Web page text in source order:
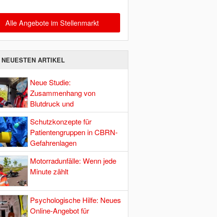
Alle Angebote im Stellenmarkt
ARTIKEL
Neue Studie:
Zusammenhang von
Blutdruck und
Hirndurchblutung
Schutzkonzepte für
Patientengruppen in CBRN-
Gefahrenlagen
Motorradunfälle: Wenn jede
Minute zählt
Psychologische Hilfe: Neues
Online-Angebot für